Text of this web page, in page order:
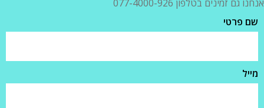
אנחנו גם זמינים בטלפון 077-4000-926
שם פרטי
מייל